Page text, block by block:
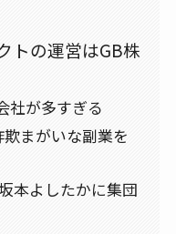
トの運営はGB株
社が多すぎる
まがいな副業を
本よしたかに集団